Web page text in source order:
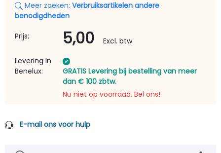
Meer zoeken: Verbruiksartikelen andere
benodigdheden
Prijs: 5,00
Excl. btw
Levering in
Benelux:
GRATIS Levering bij bestelling van meer
dan € 100 zbtw.
Nu niet op voorraad. Bel ons!
E-mail ons voor hulp